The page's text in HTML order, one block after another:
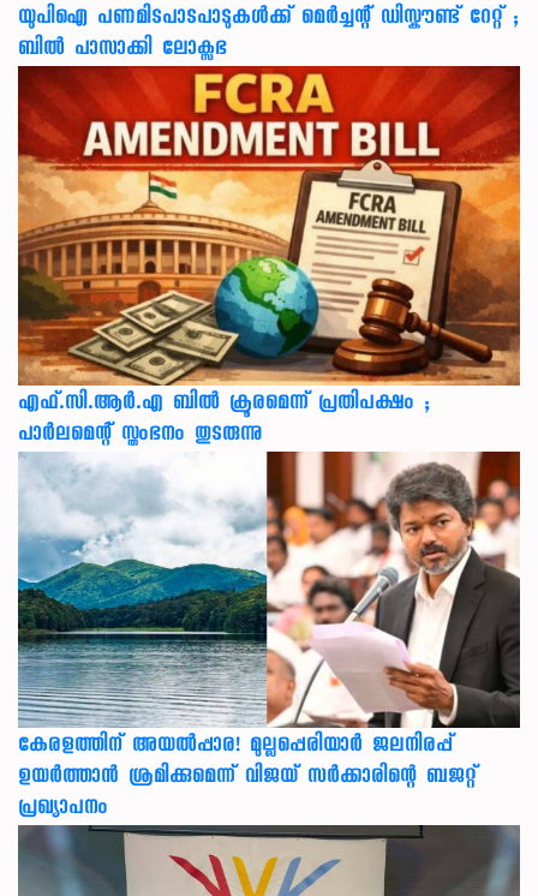
യുപിഐ പണമിടപാടപാടുകൾക്ക് മെർച്ചന്റ് ഡിസ്കൗണ്ട് റേറ്റ് ;
ബിൽ പാസാക്കി ലോക്സഭ
എഫ്.സി.ആർ.എ ബിൽ ക്രൂരമെന്ന് പ്രതിപക്ഷം ;
പാർലമെന്റ് സ്തംഭനം തുടരുന്നു
കേരളത്തിന് അ‌യൽപ്പാര! മുല്ലപ്പെരിയാർ ജലനിരപ്പ്
ഉയർത്താൻ ശ്രമിക്കുമെന്ന് വിജയ് സർക്കാരിന്റെ ബജറ്റ്
പ്രഖ്യാപനം